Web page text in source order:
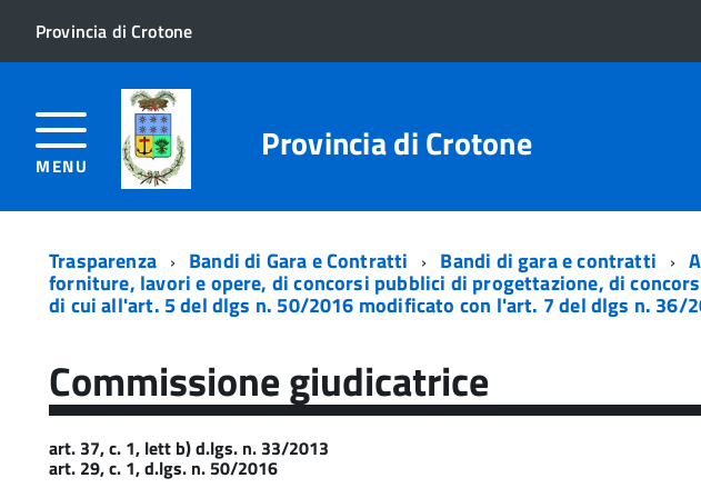
Provincia di Crotone
MENU Provincia di Crotone
Trasparenza Bandi di Gara e Contratti Bandi di gara e contratti
forniture, lavori e opere, di concorsi pubblici di progettazione, di
di cui all'art. 5 del dlgs n. 50/2016 modificato con l'art. 7 del dlgs n. 36/
Commissione giudicatrice
art. 37, c. 1, lett b) d.lgs. n. 33/2013
art. 29, c. 1, d.lgs. n. 50/2016